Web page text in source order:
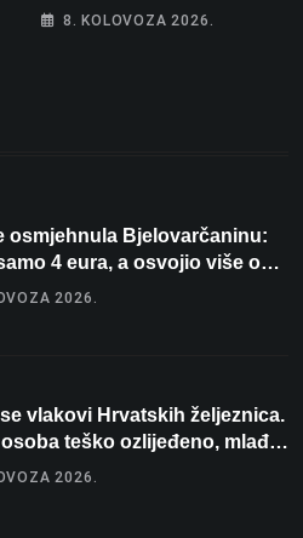
posebno na meti ovi
8. KOLOVOZA 2026.
osmjehnula Bjelovarčaninu:
4 eura, a osvojio više od
eura 2026.
vlakovi Hrvatskih željeznica.
teško ozlijeđeno, mlađa
2026.